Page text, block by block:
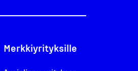
Merkkiyrityksille